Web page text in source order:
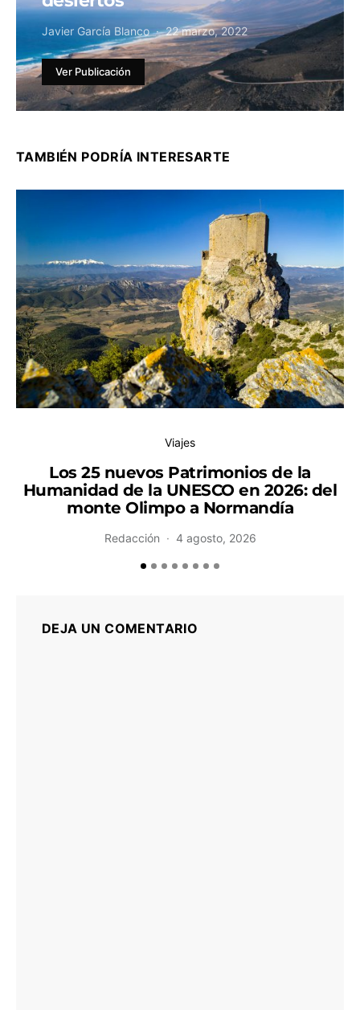
Javier García Blanco 22 marzo, 2022
Ver Publicación
TAMBIÉN PODRÍA INTERESARTE
Viajes
Los 25 nuevos Patrimonios de la
Humanidad de la UNESCO en 2026: del
monte Olimpo a Normandía
Redacción 4 agosto, 2026
DEJA UN COMENTARIO